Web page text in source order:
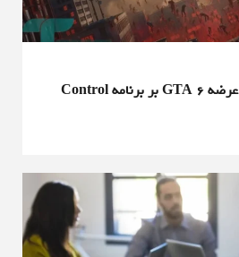
طراح ارشد گیم پلی تاثیر عرضه GTA 6 بر برنامه Control